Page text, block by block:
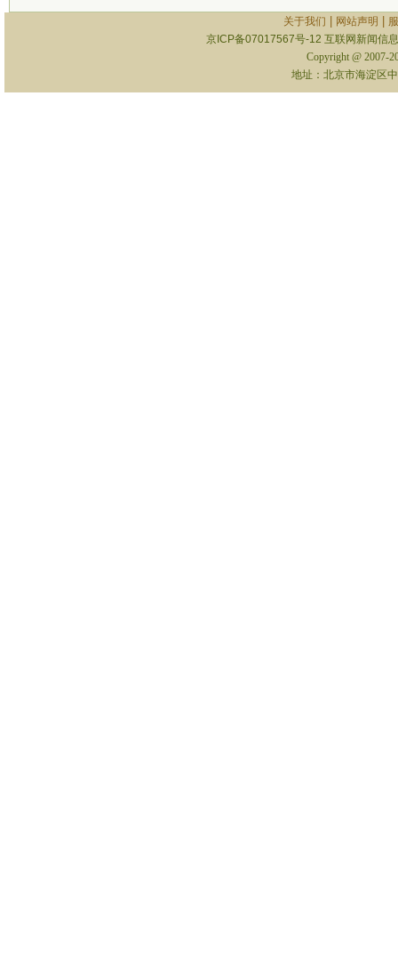
关于我们 网站声明
京ICP备07017567号-12 互联网新闻信
Copyright @ 2007-
地址：北京市海淀区